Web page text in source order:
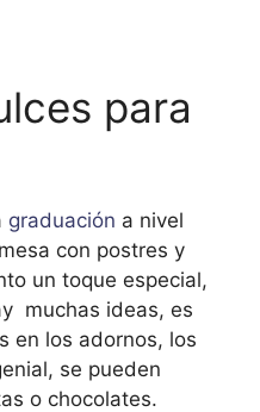
para
graduación a nivel
con postres y
un toque especial,
muchas ideas, es
en los adornos, los
se pueden
o chocolates.